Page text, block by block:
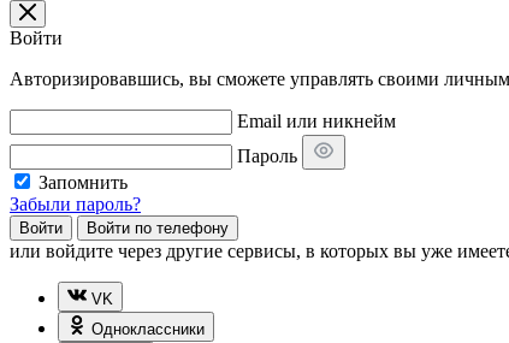
Войти
Авторизировавшись, вы сможете управлять своими
Email или никнейм
Пароль
Запомнить
Забыли пароль?
Войти Войти по телефону
или войдите через другие сервисы, в которых вы уже
VK
Одноклассники